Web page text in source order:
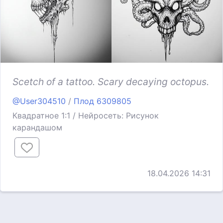
Scetch of a tattoo. Scary decaying octopus.
@User304510 / Плод 6309805
Квадратное 1:1 / Нейросеть: Рисунок
карандашом
18.04.2026 14:31